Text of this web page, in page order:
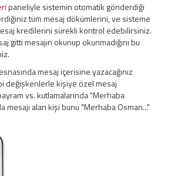
paneliyle sistemin otomatik gönderdiği
tüm mesaj dökümlerini, ve sisteme
kredilerini sürekli kontrol edebilirsiniz.
gitti mesajın okunup okunmadığını bu
mesaj içerisine yazacağınız
değişkenlerle kişiye özel mesaj
vs. kutlamalarında "Merhaba
mesajı alan kişi bunu "Merhaba Osman..."